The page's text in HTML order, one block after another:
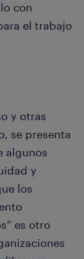
con
el trabajo
y otras
se presenta
algunos
y
los
es otro